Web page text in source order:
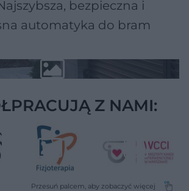
bezpieczna i
automatyka do bram
Z NAMI: